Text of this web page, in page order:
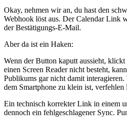
Okay, nehmen wir an, du hast den
Webhook löst aus. Der Calendar Link
der Bestätigungs-E-Mail.
Aber da ist ein Haken:
Wenn der Button kaputt aussieht,
einen Screen Reader nicht besteht,
Publikums gar nicht damit
dem Smartphone zu klein ist, verfehlen
Ein technisch korrekter Link in einem
dennoch ein fehlgeschlagener Sync.